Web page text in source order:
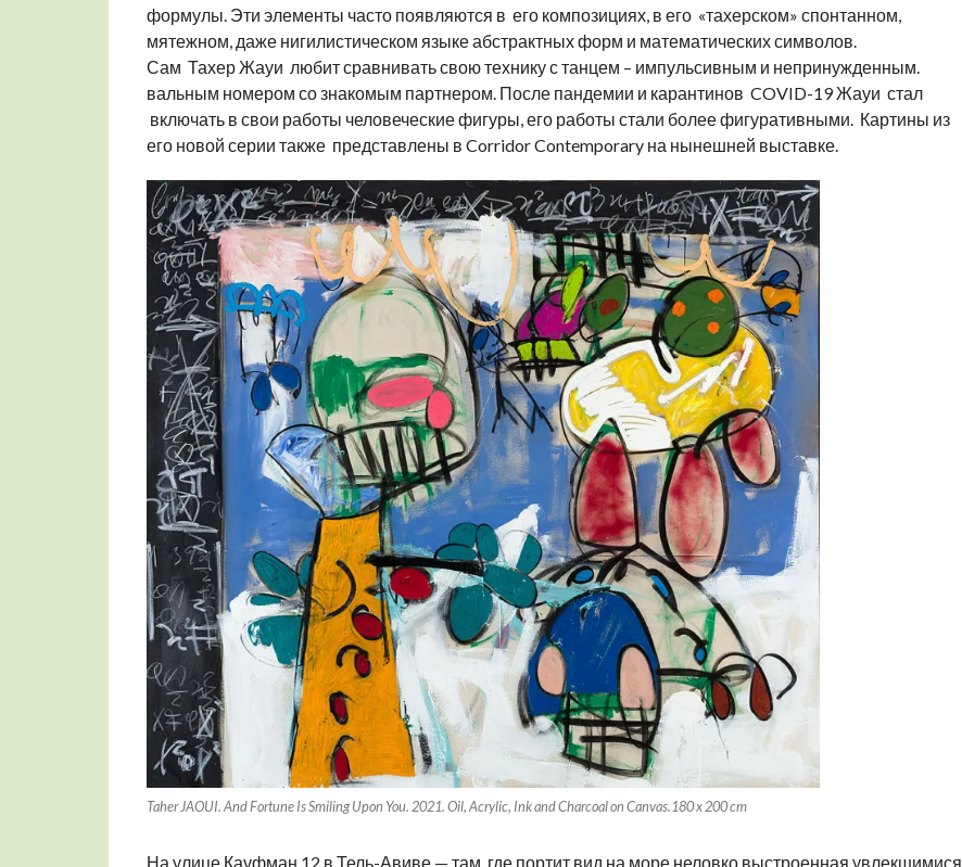
формулы. Эти элементы часто появляются в его композициях, в его «тахерском» спонтанном,
мятежном, даже нигилистическом языке абстрактных форм и математических символов.
Сам Тахер Жауи любит сравнивать свою технику с танцем – импульсивным и непринужденным.
вальным номером со знакомым партнером. После пандемии и карантинов COVID-19 Жауи стал
включать в свои работы человеческие фигуры, его работы стали более фигуративными. Картины из
его новой серии также представлены в Corridor Contemporary на нынешней выставке.
Taher JAOUI. And Fortune Is Smiling Upon You. 2021. Oil, Acrylic, Ink and Charcoal on Canvas.180 x 200 cm
На улице Кауфман 12 в Тель-Авиве — там, где портит вид на море неловко выстроенная увлекшимися